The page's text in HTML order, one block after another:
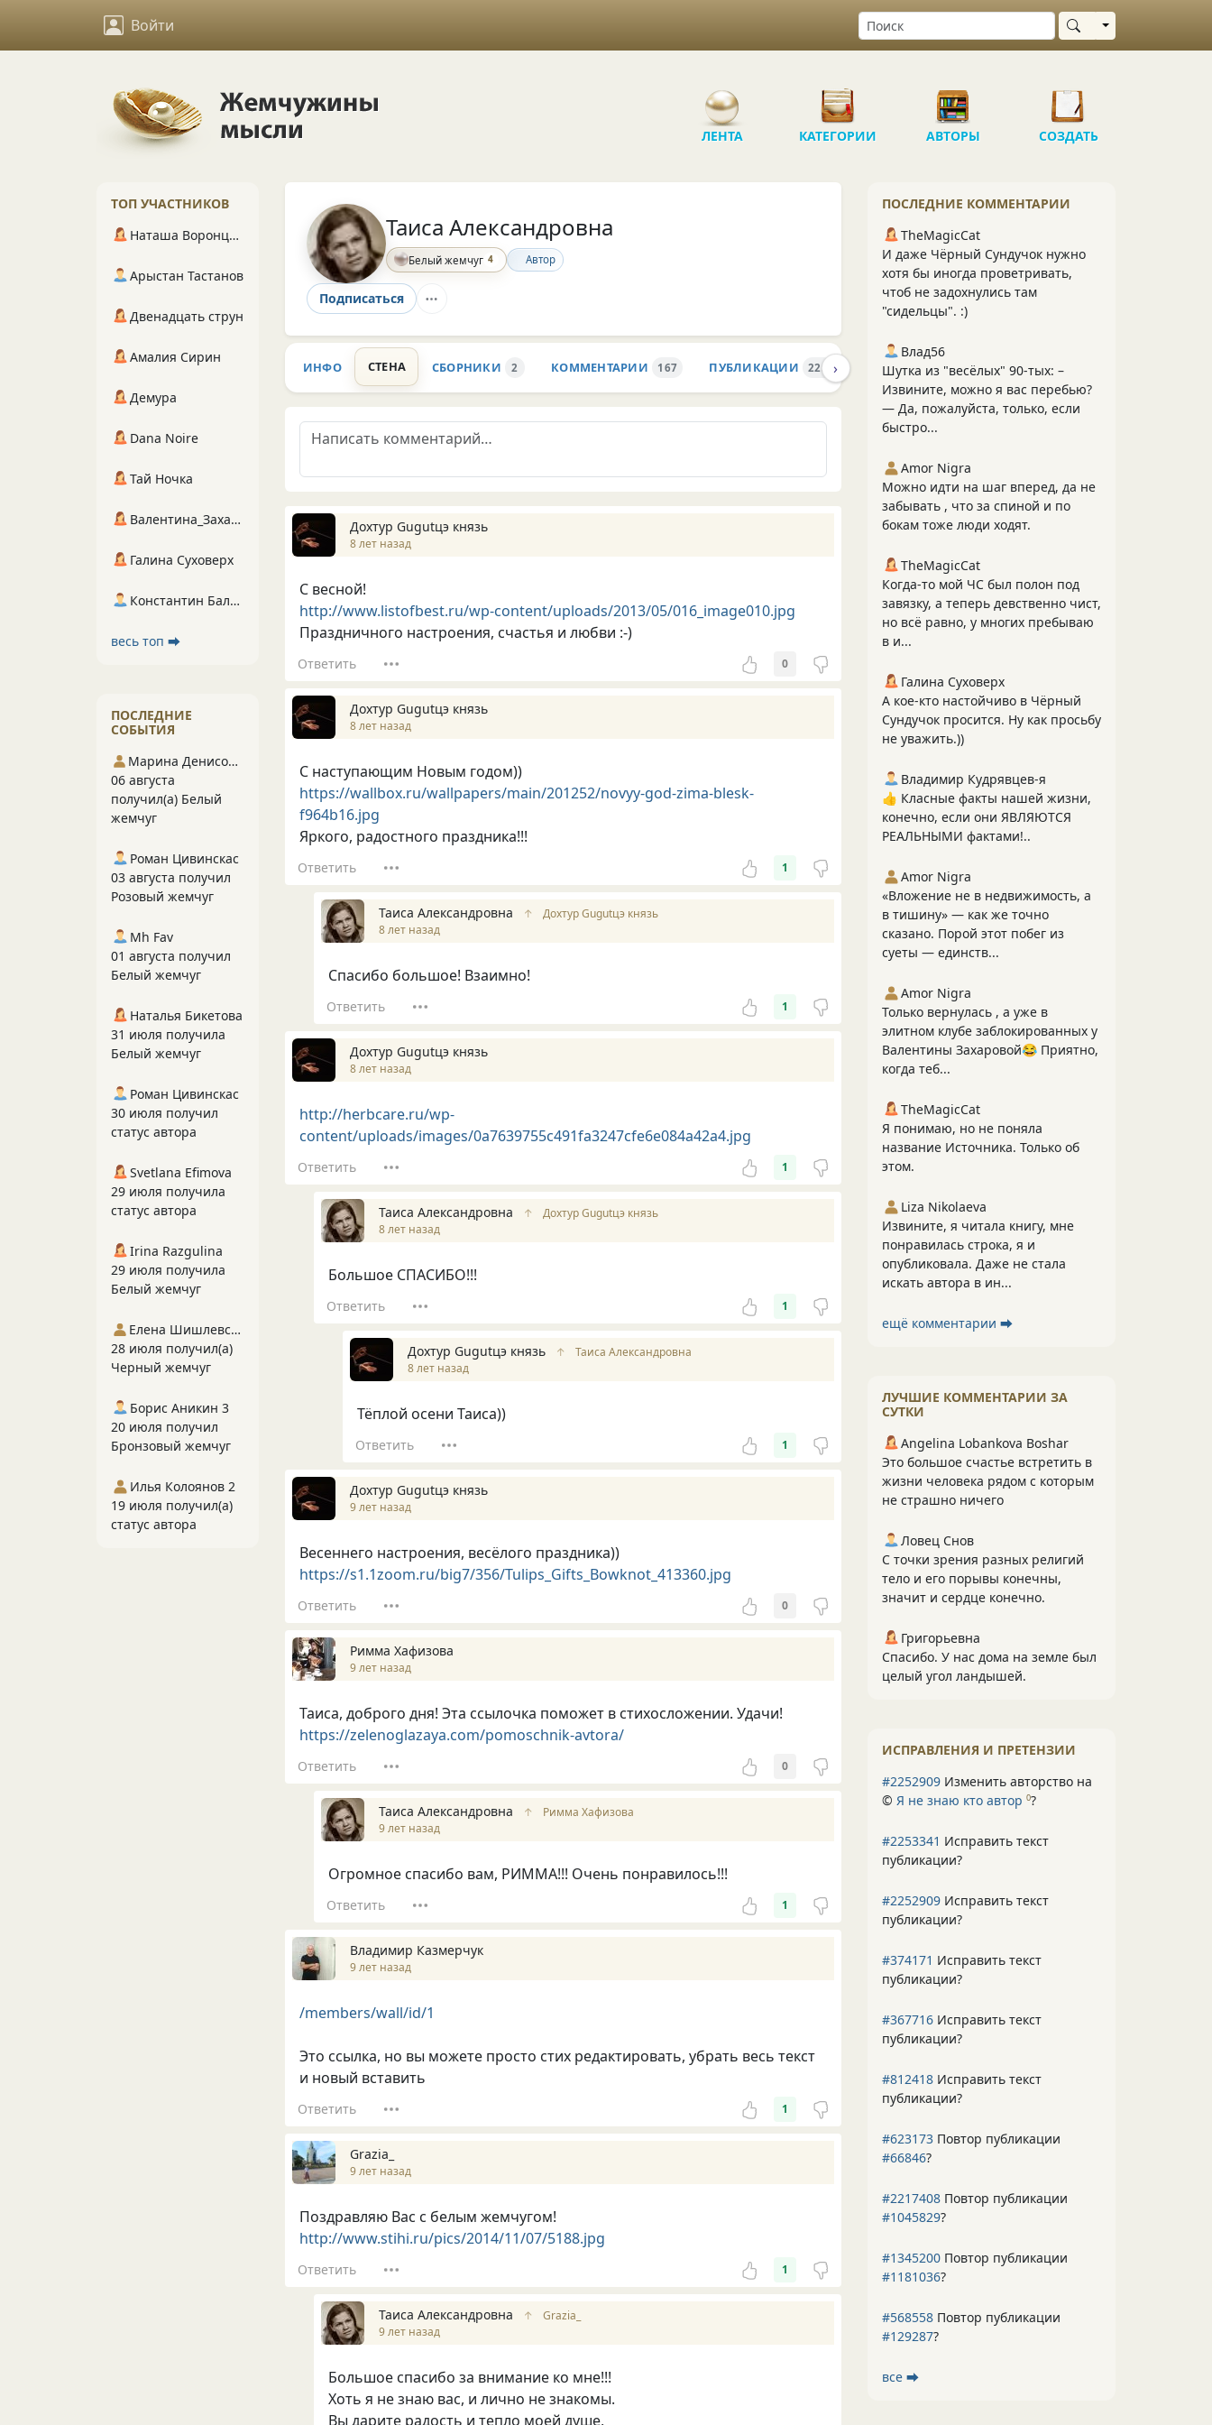
Войти Выбрать область
ЛЕНТА КАТЕГОРИИ АВТОРЫ СОЗДАТЬ
Таиса Александровна
Белый жемчуг 4 Автор
Подписаться
ИНФО СТЕНА СБОРНИКИ 2 КОММЕНТАРИИ 167 ПУБЛИКАЦИИ 225 ПОДПИСЧИКИ 18 ПОДПИСКИ
›
Дохтур Gugutцэ князь
8 лет назад
С весной!
http://www.listofbest.ru/wp-content/uploads/2013/05/016_image010.jpg
Праздничного настроения, счастья и любви :-)
Ответить 0
Дохтур Gugutцэ князь
8 лет назад
С наступающим Новым годом))
https://wallbox.ru/wallpapers/main/201252/novyy-god-zima-blesk-
f964b16.jpg
Яркого, радостного праздника!!!
Ответить 1
Таиса Александровна ↑
Дохтур Gugutцэ князь
8 лет назад
Спасибо большое! Взаимно!
Ответить 1
Дохтур Gugutцэ князь
8 лет назад
http://herbcare.ru/wp-
content/uploads/images/0a7639755c491fa3247cfe6e084a42a4.jpg
Ответить 1
Таиса Александровна ↑
Дохтур Gugutцэ князь
8 лет назад
Большое СПАСИБО!!!
Ответить 1
Дохтур Gugutцэ князь ↑
Таиса Александровна
8 лет назад
Тёплой осени Таиса))
Ответить 1
Дохтур Gugutцэ князь
9 лет назад
Весеннего настроения, весёлого праздника))
https://s1.1zoom.ru/big7/356/Tulips_Gifts_Bowknot_413360.jpg
Ответить 0
Римма Хафизова
9 лет назад
Таиса, доброго дня! Эта ссылочка поможет в стихосложении. Удачи!
https://zelenoglazaya.com/pomoschnik-avtora/
Ответить 0
Таиса Александровна ↑
Римма Хафизова
9 лет назад
Огромное спасибо вам, РИММА!!! Очень понравилось!!!
Ответить 1
Владимир Казмерчук
9 лет назад
/members/wall/id/1
Это ссылка, но вы можете просто стих редактировать, убрать весь текст
и новый вставить
Ответить 1
Grazia_
9 лет назад
Поздравляю Вас с белым жемчугом!
http://www.stihi.ru/pics/2014/11/07/5188.jpg
Ответить 1
Таиса Александровна ↑
Grazia_
9 лет назад
Большое спасибо за внимание ко мне!!!
Хоть я не знаю вас, и лично не знакомы.
Вы дарите радость и тепло моей душе,
ПОСЛЕДНИЕ КОММЕНТАРИИ
TheMagicCat
И даже Чёрный Сундучок нужно
хотя бы иногда проветривать,
чтоб не задохнулись там
"сидельцы". :)
Влад56
Шутка из "весёлых" 90-тых: –
Извините, можно я вас перебью?
— Да, пожалуйста, только, если
быстро...
Amor Nigra
Можно идти на шаг вперед, да не
забывать , что за спиной и по
бокам тоже люди ходят.
TheMagicCat
Когда-то мой ЧС был полон под
завязку, а теперь девственно чист,
но всё равно, у многих пребываю
в и...
Галина Суховерх
А кое-кто настойчиво в Чёрный
Сундучок просится. Ну как просьбу
не уважить.))
Владимир Кудрявцев-я
👍 Класные факты нашей жизни,
конечно, если они ЯВЛЯЮТСЯ
РЕАЛЬНЫМИ фактами!..
Amor Nigra
«Вложение не в недвижимость, а
в тишину» — как же точно
сказано. Порой этот побег из
суеты — единств...
Amor Nigra
Только вернулась , а уже в
элитном клубе заблокированных у
Валентины Захаровой😂 Приятно,
когда теб...
TheMagicCat
Я понимаю, но не поняла
название Источника. Только об
этом.
Liza Nikolaeva
Извините, я читала книгу, мне
понравилась строка, я и
опубликовала. Даже не стала
искать автора в ин...
ещё комментарии ⮕
ЛУЧШИЕ КОММЕНТАРИИ ЗА
СУТКИ
Angelina Lobankova Boshar
Это большое счастье встретить в
жизни человека рядом с которым
не страшно ничего
Ловец Снов
С точки зрения разных религий
тело и его порывы конечны,
значит и сердце конечно.
Григорьевна
Спасибо. У нас дома на земле был
целый угол ландышей.
ИСПРАВЛЕНИЯ И ПРЕТЕНЗИИ
#2252909 Изменить авторство на
© Я не знаю кто автор 0?
#2253341 Исправить текст
публикации?
#2252909 Исправить текст
публикации?
#374171 Исправить текст
публикации?
#367716 Исправить текст
публикации?
#812418 Исправить текст
публикации?
#623173 Повтор публикации
#66846?
#2217408 Повтор публикации
#1045829?
#1345200 Повтор публикации
#1181036?
#568558 Повтор публикации
#129287?
все ⮕
ТОП УЧАСТНИКОВ
Наташа Воронцова
Арыстан Тастанов
Двенадцать струн
Амалия Сирин
Демура
Dana Noire
Тай Ночка
Валентина_Захарова
Галина Суховерх
Константин Балухта
весь топ ⮕
ПОСЛЕДНИЕ
СОБЫТИЯ
Марина Денисова 5
06 августа
получил(а) Белый
жемчуг
Роман Цивинскас
03 августа получил
Розовый жемчуг
Mh Fav
01 августа получил
Белый жемчуг
Наталья Бикетова
31 июля получила
Белый жемчуг
Роман Цивинскас
30 июля получил
статус автора
Svetlana Efimova
29 июля получила
статус автора
Irina Razgulina
29 июля получила
Белый жемчуг
Елена Шишлевская
28 июля получил(а)
Черный жемчуг
Борис Аникин 3
20 июля получил
Бронзовый жемчуг
Илья Колоянов 2
19 июля получил(а)
статус автора